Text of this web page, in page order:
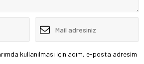
kullanılması için adım, e-posta adresim